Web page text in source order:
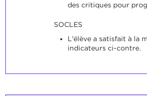
des critiques pour
SOCLES
L'élève a satisfait à la
indicateurs ci-contre.